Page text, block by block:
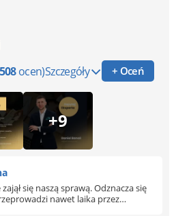
508ocen)Szczegóły + Oceń
+9
się naszą sprawą. Odznacza się
nawet laika przez